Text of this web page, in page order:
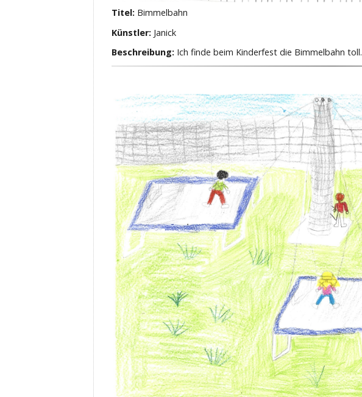
Titel: Bimmelbahn
Künstler: Janick
Beschreibung: Ich finde beim Kinderfest die Bimmelbahn toll.